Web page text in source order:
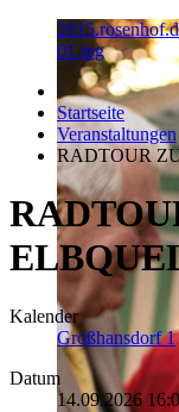
01.jpg
Startseite
Veranstaltungen
RADTOUR
Kalender
Großhansdorf 1
Datum
14.09.2026